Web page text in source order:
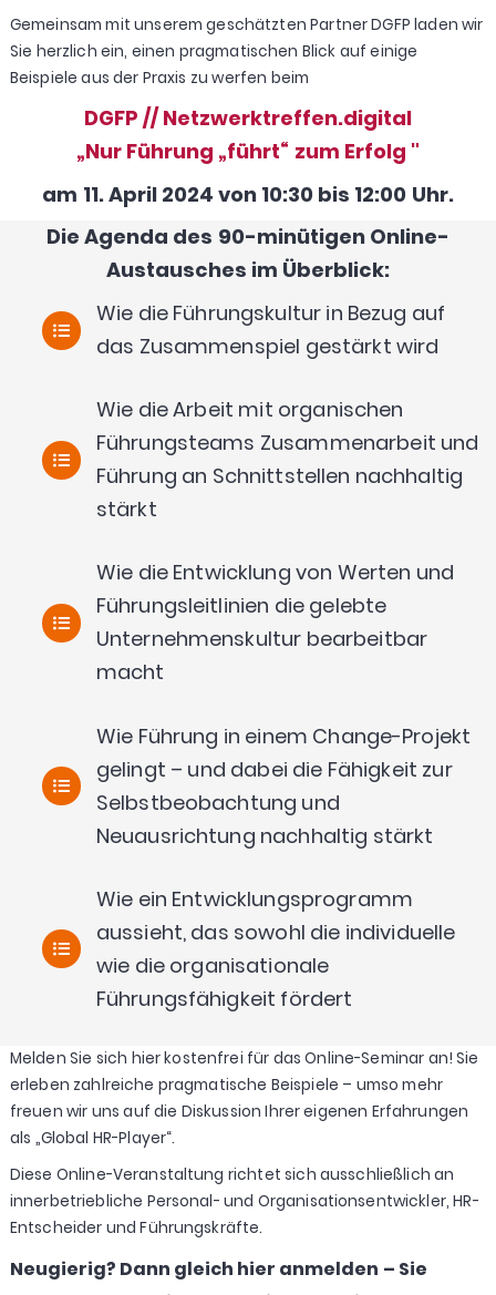
Gemeinsam mit unserem geschätzten Partner DGFP laden wir
Sie herzlich ein, einen pragmatischen Blick auf einige
Beispiele aus der Praxis zu werfen beim
DGFP // Netzwerktreffen.digital
„Nur Führung „führt“ zum Erfolg "
am 11. April 2024 von 10:30 bis 12:00 Uhr.
Die Agenda des 90-minütigen Online-
Austausches im Überblick:
Wie die Führungskultur in Bezug auf
das Zusammenspiel gestärkt wird
Wie die Arbeit mit organischen
Führungsteams Zusammenarbeit und
Führung an Schnittstellen nachhaltig
stärkt
Wie dieEntwicklung von Werten und
Führungsleitlinien die gelebte
Unternehmenskultur bearbeitbar
macht
Wie Führung in einem Change-Projekt
gelingt – und dabei die Fähigkeit zur
Selbstbeobachtung und
Neuausrichtung nachhaltig stärkt
Wie ein Entwicklungsprogramm
aussieht, das sowohl die individuelle
wie die organisationale
Führungsfähigkeit fördert
Melden Sie sich hier kostenfrei für das Online-Seminar an! Sie
erleben zahlreiche pragmatische Beispiele – umso mehr
freuen wir uns auf die Diskussion Ihrer eigenen Erfahrungen
als „Global HR-Player“.
Diese Online-Veranstaltung richtet sich ausschließlich an
innerbetriebliche Personal- und Organisationsentwickler, HR-
Entscheider und Führungskräfte.
Neugierig? Dann gleich hier anmelden – Sie